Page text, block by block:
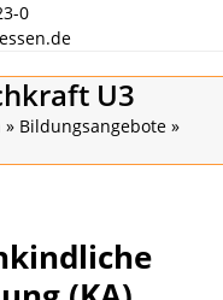
0
U3
» Bildungsangebote »